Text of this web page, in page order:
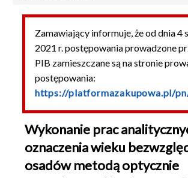
Dostawy
Roboty budowlane
Niepodlegające PZP
Sprzedaż samochodów
Sprzedaż nieruchomości
Najem nieruchomości
Zamawiający informuje, że od dnia 4
2021 r. postępowania prowadzone
PIB zamieszczane są na stronie
postępowania:
https://platformazakupowa.pl/
Wykonanie prac
oznaczenia wieku
osadów metodą optycznie